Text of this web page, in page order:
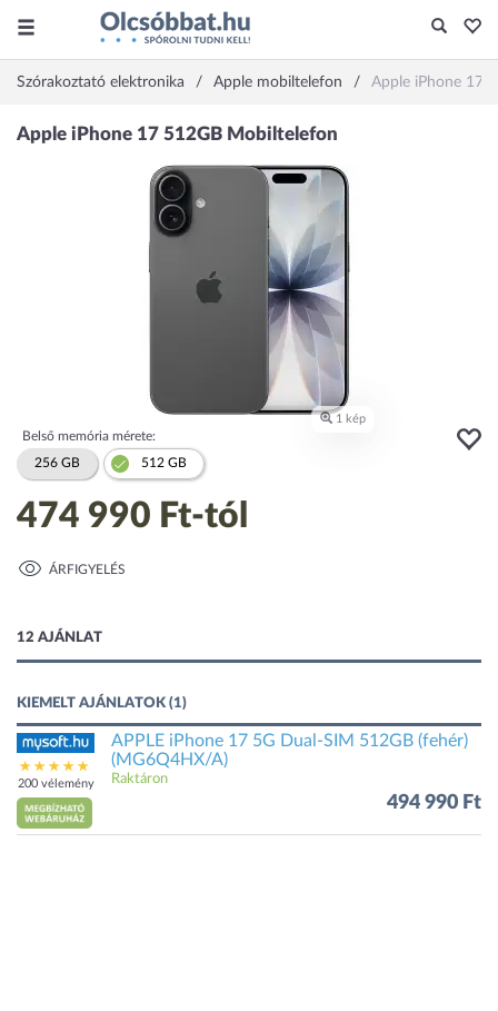
Szórakoztató elektronika Apple mobiltelefon Apple iPhone 17
Belső memória mérete:
256 GB
512 GB
474 990 Ft-tól
ÁRFIGYELÉS
12 AJÁNLAT
KIEMELT AJÁNLATOK (1)
200 vélemény
APPLE iPhone 17 5G Dual-SIM 512GB (fehér)
(MG6Q4HX/A)
Raktáron
494 990 Ft